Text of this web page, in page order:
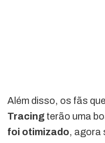
Além disso, os fãs
Tracing terão uma
foi otimizado, agora